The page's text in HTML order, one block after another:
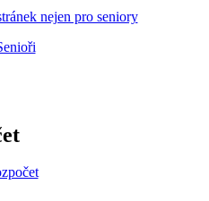
nejen pro seniory